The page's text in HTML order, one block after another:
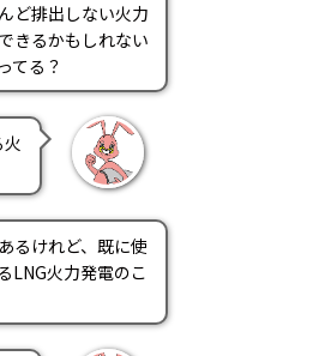
ど排出しない火力
きるかもしれない
てる？
るけれど、既に使
LNG火力発電のこ